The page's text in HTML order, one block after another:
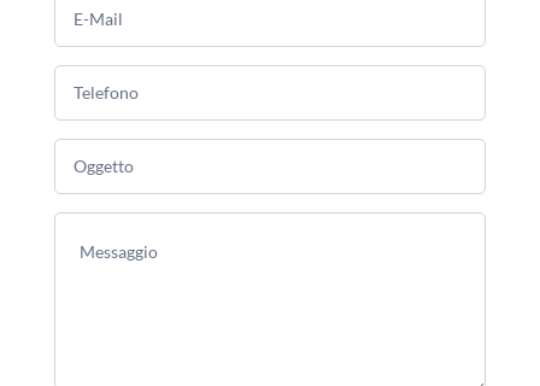
essere
umano,
lascia
questo
campo